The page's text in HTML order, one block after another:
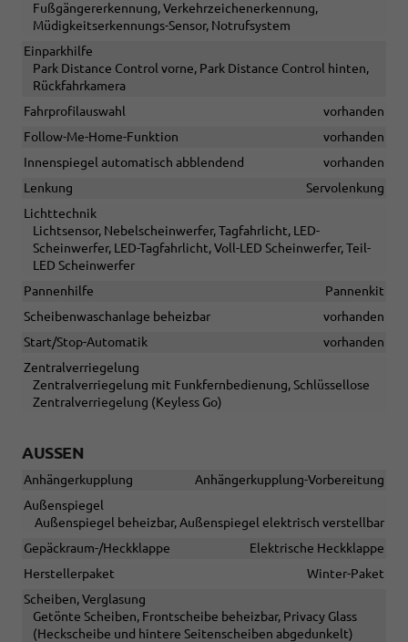
Fußgängererkennung, Verkehrzeichenerkennung,
Müdigkeitserkennungs-Sensor, Notrufsystem
Einparkhilfe
Park Distance Control vorne, Park Distance Control hinten,
Rückfahrkamera
Fahrprofilauswahl
vorhanden
Follow-Me-Home-Funktion
vorhanden
Innenspiegel automatisch abblendend
vorhanden
Lenkung
Servolenkung
Lichttechnik
Lichtsensor, Nebelscheinwerfer, Tagfahrlicht, LED-
Scheinwerfer, LED-Tagfahrlicht, Voll-LED Scheinwerfer, Teil-
LED Scheinwerfer
Pannenhilfe
Pannenkit
Scheibenwaschanlage beheizbar
vorhanden
Start/Stop-Automatik
vorhanden
Zentralverriegelung
Zentralverriegelung mit Funkfernbedienung, Schlüssellose
Zentralverriegelung (Keyless Go)
AUSSEN
Anhängerkupplung
Anhängerkupplung-Vorbereitung
Außenspiegel
Außenspiegel beheizbar, Außenspiegel elektrisch verstellbar
Gepäckraum-/Heckklappe
Elektrische Heckklappe
Herstellerpaket
Winter-Paket
Scheiben, Verglasung
Getönte Scheiben, Frontscheibe beheizbar, Privacy Glass
(Heckscheibe und hintere Seitenscheiben abgedunkelt)